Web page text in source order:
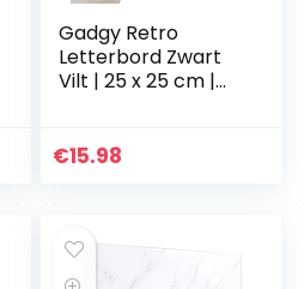
Gadgy Retro
Letterbord Zwart
Vilt | 25 x 25 cm |
Iconen | 4 Punaises
€15.98